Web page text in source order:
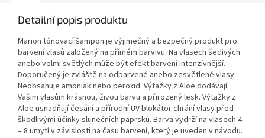
Detailní popis produktu
Marion tónovací šampon je výjimečný a bezpečný produkt pro
barvení vlasů založený na přímém barvivu. Na vlasech šedivých
anebo velmi světlých může být efekt barvení intenzívnější.
Doporučený je zvláště na odbarvené anebo zesvětlené vlasy.
Neobsahuje amoniak nebo peroxid. Výtažky z Aloe dodávají
Vašim vlasům krásnou, živou barvu a přirozený lesk. Výtažky z
Aloe usnadňují česání a přírodní UV blokátor chrání vlasy před
škodlivými účinky slunečních paprsků. Barva vydrží na vlasech 4
– 8 umytí v závislosti na času barvení, který je uveden v návodu.